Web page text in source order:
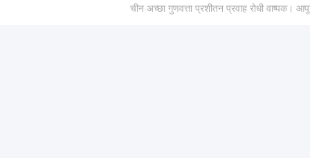
चीन अच्छा गुणवत्ता प्रशीतन प्रवाह रोधी